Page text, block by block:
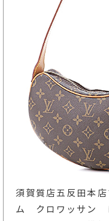
須賀質店五反田本
ム クロワッサン